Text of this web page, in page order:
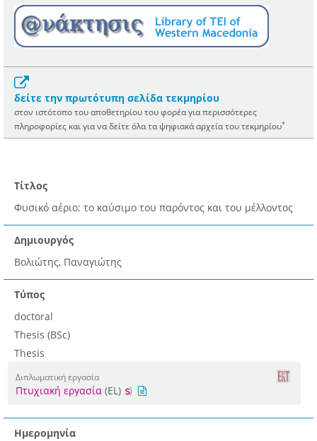
δείτε την πρωτότυπη σελίδα τεκμηρίου
στον ιστότοπο του αποθετηρίου του φορέα για περισσότερες
πληροφορίες και για να δείτε όλα τα ψηφιακά αρχεία του τεκμηρίου*
Τίτλος
Φυσικό αέριο: το καύσιμο του παρόντος και του μέλλοντος
Δημιουργός
Βολιώτης, Παναγιώτης
Τύπος
doctoral
Thesis (BSc)
Thesis
Διπλωματική εργασία
Πτυχιακή εργασία (EL)
Ημερομηνία